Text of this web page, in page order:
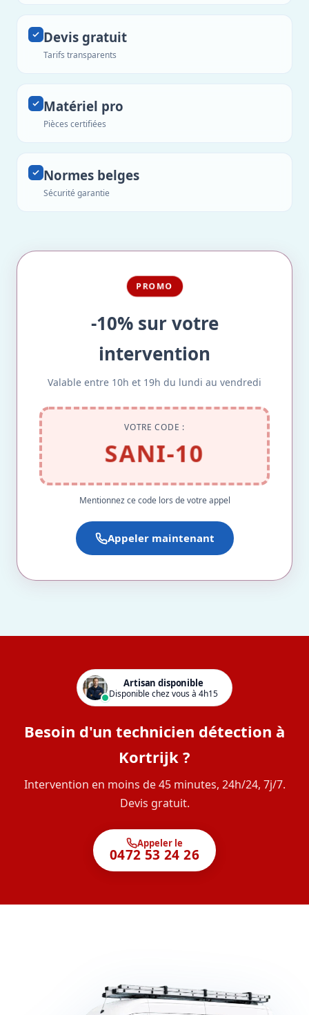
Devis gratuit
Tarifs transparents
Matériel pro
Pièces certifiées
Normes belges
Sécurité garantie
PROMO
-10% sur votre
intervention
Valable entre 10h et 19h du lundi au vendredi
VOTRE CODE :
SANI-10
Mentionnez ce code lors de votre appel
Appeler maintenant
Artisan disponible
Disponible chez vous à 4h15
Besoin d'un technicien détection à
Kortrijk ?
Intervention en moins de 45 minutes, 24h/24, 7j/7.
Devis gratuit.
Appeler le
0472 53 24 26